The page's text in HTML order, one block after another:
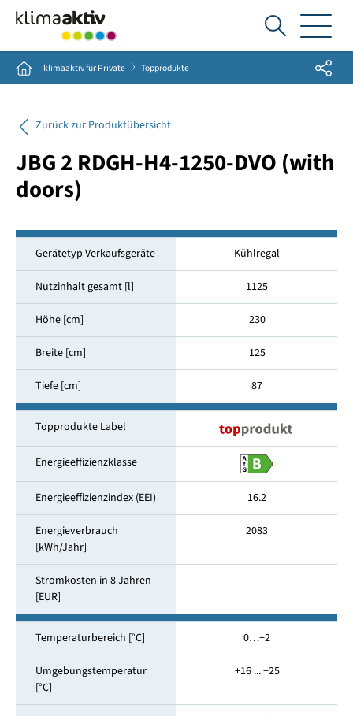
Ich
suche...
Home klimaaktiv für Private Topprodukte Share
Zurück zur Produktübersicht
JBG 2 RDGH-H4-1250-DVO (with
doors)
Gerätetyp Verkaufsgeräte Kühlregal
Nutzinhalt gesamt [l] 1125
Höhe [cm] 230
Breite [cm] 125
Tiefe [cm] 87
Topprodukte Label
Energieeffizienzklasse
Energieeffizienzindex (EEI) 16.2
Energieverbrauch
[kWh/Jahr]
2083
Stromkosten in 8 Jahren
[EUR]
-
Temperaturbereich [°C] 0…+2
Umgebungstemperatur
[°C]
+16 ... +25